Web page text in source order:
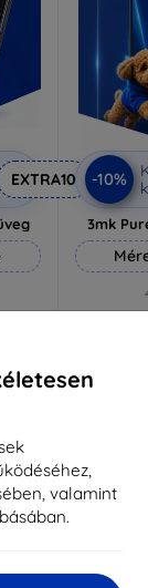
valamint
EXTRA10 -10%
3mk